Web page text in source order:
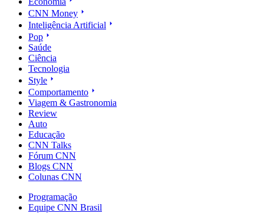
CNN Money
Inteligência Artificial
Pop
Saúde
Ciência
Tecnologia
Style
Comportamento
Viagem & Gastronomia
Review
Auto
Educação
CNN Talks
Fórum CNN
Blogs CNN
Colunas CNN
Programação
Equipe CNN Brasil